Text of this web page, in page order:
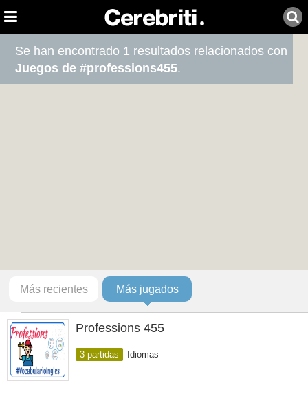
Se han encontrado 1 resultados relacionados con
Juegos de #professions455.
Más recientes Más jugados
Professions 455
3 partidas Idiomas